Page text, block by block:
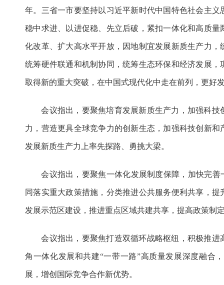
年。三省一市要坚持以习近平新时代中国特色社会主
稳中求进、以进促稳、先立后破，紧扣一体化和高质
化改革、扩大高水平开放，因地制宜发展新质生产力
统筹硬件联通和机制协同，统筹生态环保和经济发展
取得新的重大突破，在中国式现代化中走在前列，更好
会议指出，要聚焦培育发展新质生产力，加强科技
力，营造更具全球竞争力的创新生态，加强科技创新
发展新质生产力上率先探路、勇挑大梁。
会议指出，要聚焦一体化发展制度保障，加快完善
同落实重大政策措施，分类推进公共服务便利共享，
发展示范区建设，推进重点区域共建共享，提高政策制
会议指出，要聚焦打造双循环战略枢纽，积极推进
角一体化发展和共建“一带一路”高质量发展深度融合
展，增创国际竞争合作新优势。